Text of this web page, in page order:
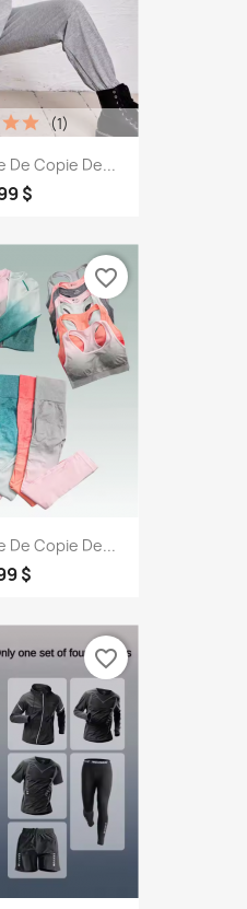
De Copie De...
$
(1)
De Copie De...
$
favorite_border
favorite_border